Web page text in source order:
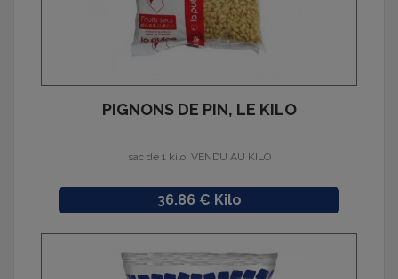
PIGNONS DE PIN, LE KILO
sac de 1 kilo, VENDU AU KILO
Prix
36.86 € Kilo